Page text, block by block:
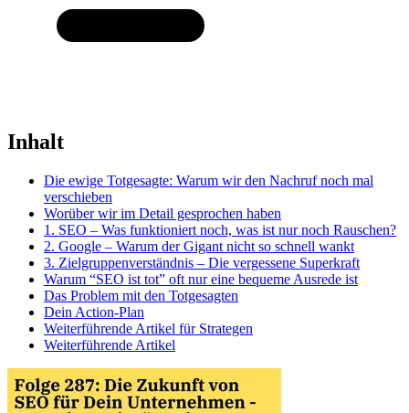
Inhalt
Die ewige Totgesagte: Warum wir den Nachruf noch mal
verschieben
Worüber wir im Detail gesprochen haben
1. SEO – Was funktioniert noch, was ist nur noch Rauschen?
2. Google – Warum der Gigant nicht so schnell wankt
3. Zielgruppenverständnis – Die vergessene Superkraft
Warum “SEO ist tot” oft nur eine bequeme Ausrede ist
Das Problem mit den Totgesagten
Dein Action-Plan
Weiterführende Artikel für Strategen
Weiterführende Artikel